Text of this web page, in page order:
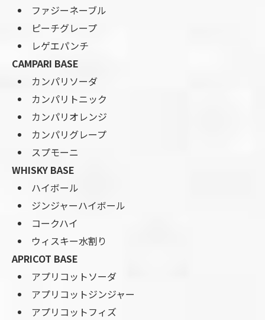
ファジーネーブル
ピーチグレープ
レゲエパンチ
CAMPARI BASE
カンパリソーダ
カンパリトニック
カンパリオレンジ
カンパリグレープ
スプモーニ
WHISKY BASE
ハイボール
ジンジャーハイボール
コークハイ
ウィスキー水割り
APRICOT BASE
アプリコットソーダ
アプリコットジンジャー
アプリコットフィズ